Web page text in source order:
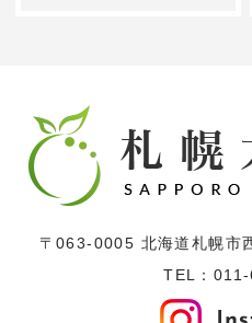
〒063-0005 北海道札幌市
TEL：